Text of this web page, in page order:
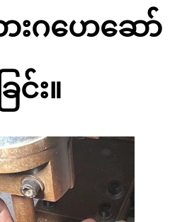
ားဂဟေဆော်
ခြင်း။